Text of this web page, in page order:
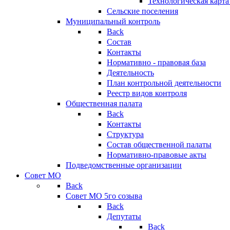
Сельские поселения
Муниципальный контроль
Back
Состав
Контакты
Нормативно - правовая база
Деятельность
План контрольной деятельности
Реестр видов контроля
Общественная палата
Back
Контакты
Структура
Состав общественной палаты
Нормативно-правовые акты
Подведомственные организации
Совет МО
Back
Совет МО 5го созыва
Back
Депутаты
Back